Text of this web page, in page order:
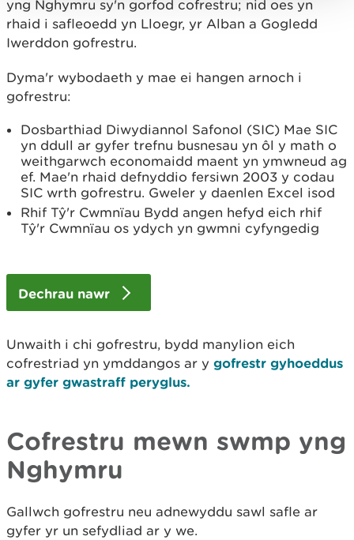
yng Nghymru sy'n gorfod cofrestru; nid oes yn
rhaid i safleoedd yn Lloegr, yr Alban a Gogledd
Iwerddon gofrestru.
Dyma'r wybodaeth y mae ei hangen arnoch i
gofrestru:
Dosbarthiad Diwydiannol Safonol (SIC) Mae SIC
yn ddull ar gyfer trefnu busnesau yn ôl y math o
weithgarwch economaidd maent yn ymwneud ag
ef. Mae'n rhaid defnyddio fersiwn 2003 y codau
SIC wrth gofrestru. Gweler y daenlen Excel isod
Rhif Tŷ'r Cwmnïau Bydd angen hefyd eich rhif
Tŷ'r Cwmnïau os ydych yn gwmni cyfyngedig
Dechrau nawr
Unwaith i chi gofrestru, bydd manylion eich
cofrestriad yn ymddangos ar y gofrestr gyhoeddus
ar gyfer gwastraff peryglus.
Cofrestru mewn swmp yng
Nghymru
Gallwch gofrestru neu adnewyddu sawl safle ar
gyfer yr un sefydliad ar y we.